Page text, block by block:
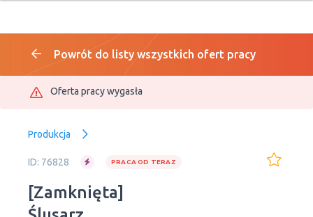
Powrót do listy wszystkich ofert pracy
Oferta pracy wygasła
Produkcja
ID: 76828 PRACA OD TERAZ
[Zamknięta]